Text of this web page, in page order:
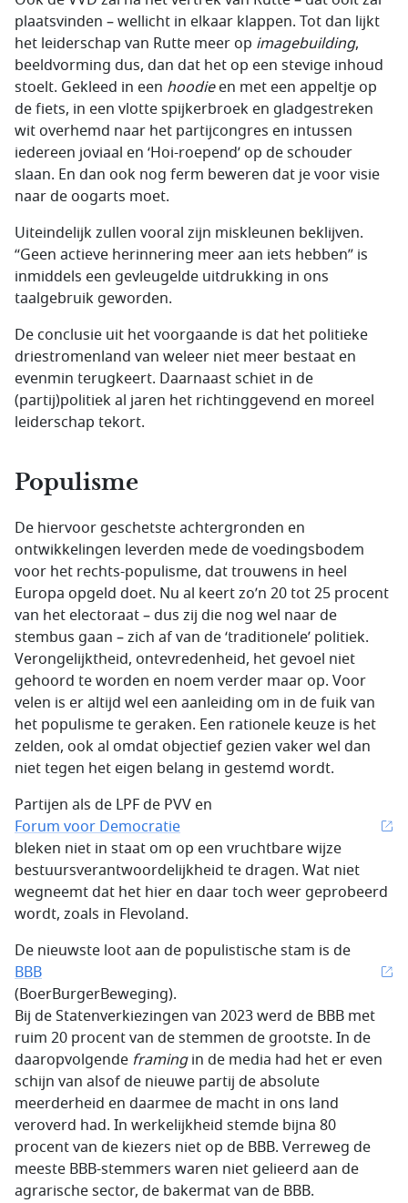
plaatsvinden – wellicht in elkaar klappen. Tot dan lijkt
het leiderschap van Rutte meer op imagebuilding,
beeldvorming dus, dan dat het op een stevige inhoud
stoelt. Gekleed in een hoodieen met een appeltje op
de fiets, in een vlotte spijkerbroek en gladgestreken
wit overhemd naar het partijcongres en intussen
iedereen joviaal en ‘Hoi-roepend’ op de schouder
slaan. En dan ook nog ferm beweren dat je voor visie
naar de oogarts moet.
Uiteindelijk zullen vooral zijn miskleunen beklijven.
“Geen actieve herinnering meer aan iets hebben” is
inmiddels een gevleugelde uitdrukking in ons
taalgebruik geworden.
De conclusie uit het voorgaande is dat het politieke
driestromenland van weleer niet meer bestaat en
evenmin terugkeert. Daarnaast schiet in de
(partij)politiek al jaren het richtinggevend en moreel
leiderschap tekort.
Populisme
De hiervoor geschetste achtergronden en
ontwikkelingen leverden mede de voedingsbodem
voor het rechts-populisme, dat trouwens in heel
Europa opgeld doet. Nu al keert zo’n 20 tot 25 procent
van het electoraat – dus zij die nog wel naar de
stembus gaan – zich af van de ‘traditionele’ politiek.
Verongelijktheid, ontevredenheid, het gevoel niet
gehoord te worden en noem verder maar op. Voor
velen is er altijd wel een aanleiding om in de fuik van
het populisme te geraken. Een rationele keuze is het
zelden, ook al omdat objectief gezien vaker wel dan
niet tegen het eigen belang in gestemd wordt.
Partijen als de LPF de PVV en
Forum voor Democratie
bleken niet in staat om op een vruchtbare wijze
bestuursverantwoordelijkheid te dragen. Wat niet
wegneemt dat het hier en daar toch weer geprobeerd
wordt, zoals in Flevoland.
De nieuwste loot aan de populistische stam is de
BBB
(BoerBurgerBeweging).
Bij de Statenverkiezingen van 2023 werd de BBB met
ruim 20 procent van de stemmen de grootste. In de
daaropvolgende framingin de media had het er even
schijn van alsof de nieuwe partij de absolute
meerderheid en daarmee de macht in ons land
veroverd had. In werkelijkheid stemde bijna 80
procent van de kiezers niet op de BBB. Verreweg de
meeste BBB-stemmers waren niet gelieerd aan de
agrarische sector, de bakermat van de BBB.